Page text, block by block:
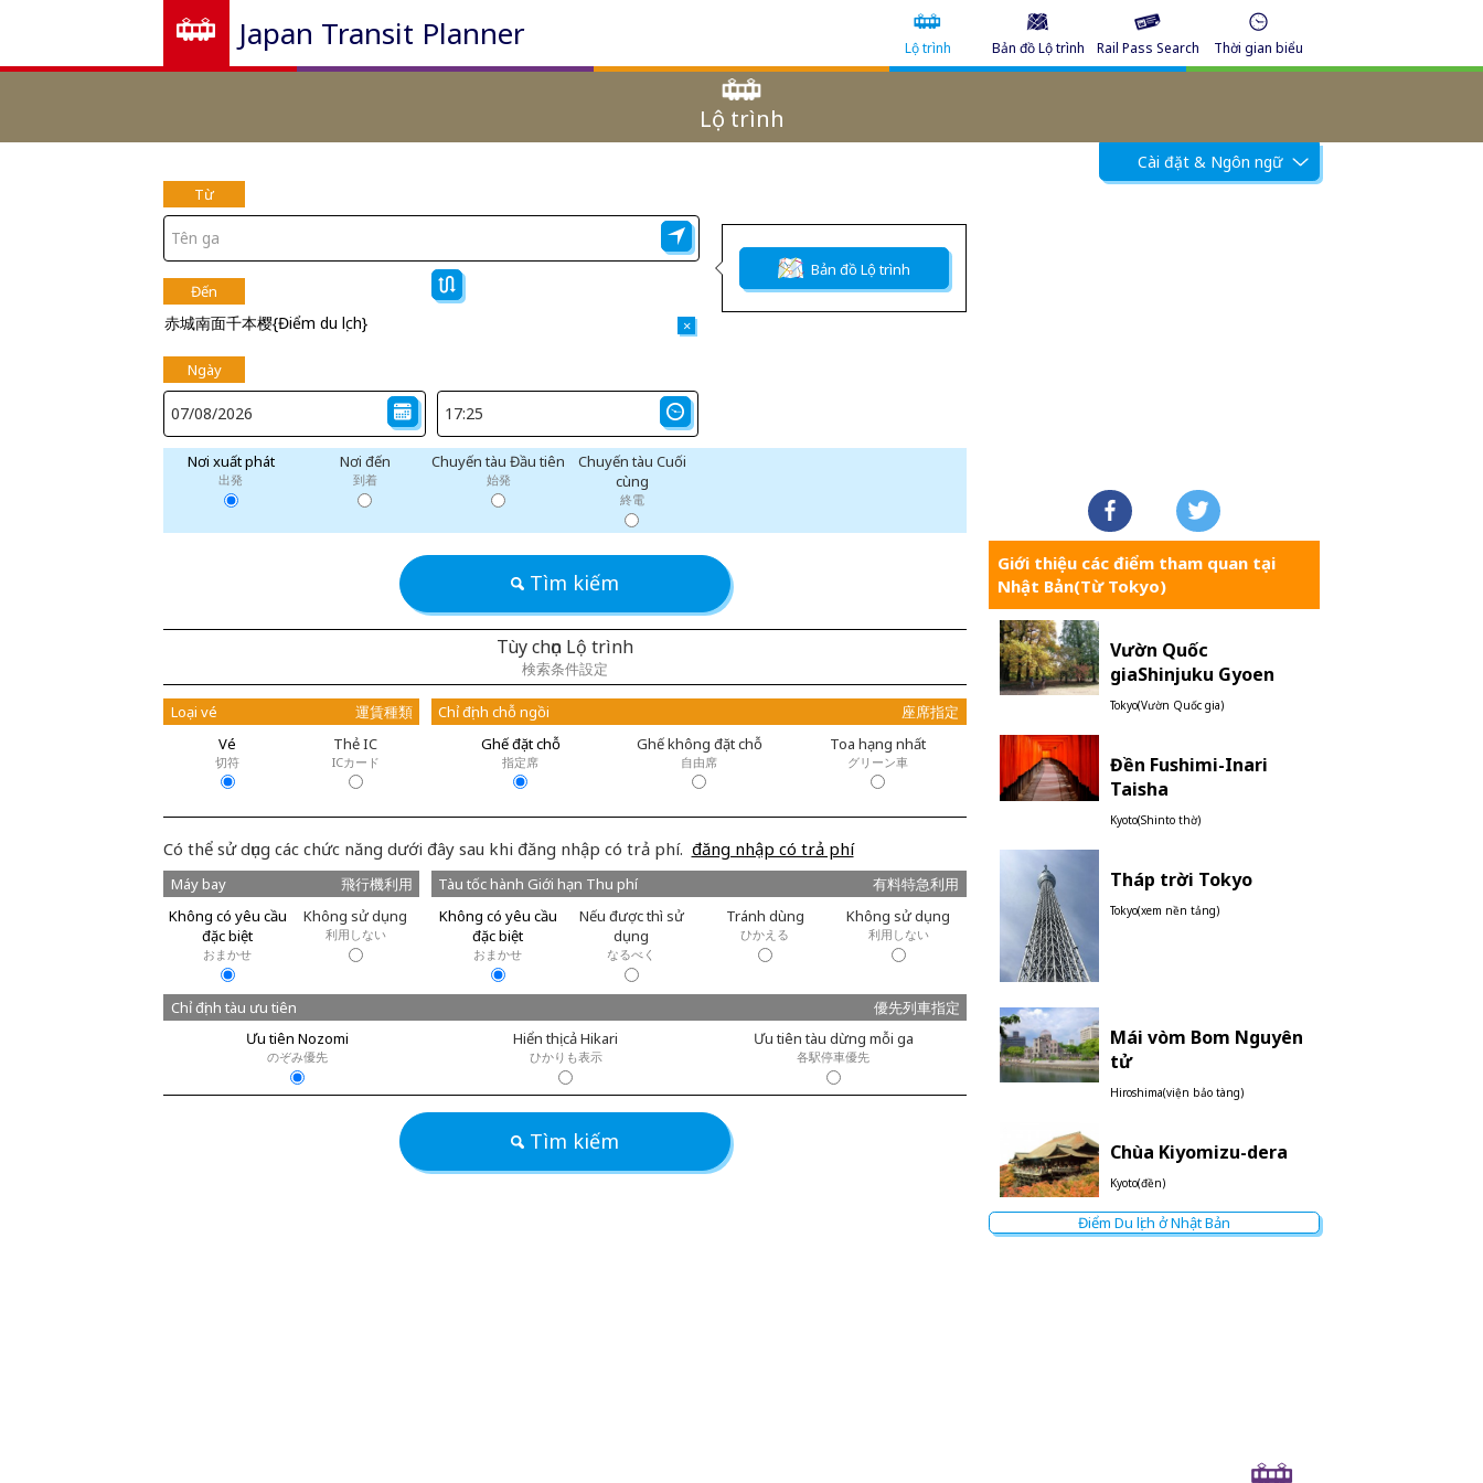
Japan Transit Planner Lộ trình Bản đồ Lộ trình Rail Pass Search Thời gian biểu
Lộ trình
Cài đặt & Ngôn ngữ
Từ
Đến
赤城南面千本樱{Điểm du lịch} ×
Bản đồ Lộ trình
Ngày
Nơi xuất phát
出発
Nơi đến
到着
Chuyến tàu Đầu tiên
始発
Chuyến tàu Cuối
cùng
終電
Tìm kiếm
Tùy chọn Lộ trình
検索条件設定
Loại vé
運賃種類
Vé
切符
Thẻ IC
ICカード
Chỉ định chỗ ngồi
座席指定
Ghế đặt chỗ
指定席
Ghế không đặt chỗ
自由席
Toa hạng nhất
グリーン車
Có thể sử dụng các chức năng dưới đây sau khi đăng nhập có trả phí. đăng nhập có trả phí
Máy bay
飛行機利用
Không có yêu cầu
đặc biệt
おまかせ
Không sử dụng
利用しない
Tàu tốc hành Giới hạn Thu phí
有料特急利用
Không có yêu cầu
đặc biệt
おまかせ
Nếu được thì sử
dụng
なるべく
Tránh dùng
ひかえる
Không sử dụng
利用しない
Chỉ định tàu ưu tiên
優先列車指定
Ưu tiên Nozomi
のぞみ優先
Hiển thị cả Hikari
ひかりも表示
Ưu tiên tàu dừng mỗi ga
各駅停車優先
Tìm kiếm
Giới thiệu các điểm tham quan tại
Nhật Bản(Từ Tokyo)
Vườn Quốc
giaShinjuku Gyoen
Tokyo(Vườn Quốc gia)
Đền Fushimi-Inari
Taisha
Kyoto(Shinto thờ)
Tháp trời Tokyo
Tokyo(xem nền tảng)
Mái vòm Bom Nguyên
tử
Hiroshima(viện bảo tàng)
Chùa Kiyomizu-dera
Kyoto(đền)
Điểm Du lịch ở Nhật Bản